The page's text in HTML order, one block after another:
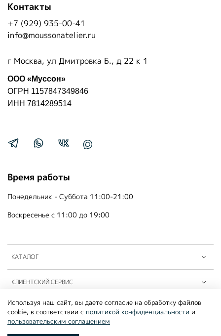
КАТАЛОГ
КЛИЕНТСКИЙ СЕРВИС
ПАРТНЁРЫ B2B
Время работы
Понедельник - Суббота 11:00-21:00
Воскресенье с 11:00 до 19:00
Контакты
+7 (929) 935-00-41
info@moussonatelier.ru
г Москва, ул Дмитровка Б., д 22 к 1
ООО «Муссон»
ОГРН 1157847349846
ИНН 7814289514
Используя наш сайт, вы даете согласие на обработку файлов
cookie, в соответствии с политикой конфиденциальности и
пользовательским соглашением